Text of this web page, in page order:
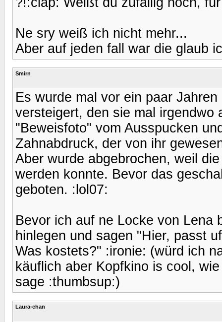
Ne sry weiß ich nicht mehr...
Aber auf jeden fall war die glaub
Smirn
Es wurde mal vor ein paar
versteigert, den sie mal irgendwo
"Beweisfoto" vom Ausspucken
Zahnabdruck, der von ihr
Aber wurde abgebrochen, weil
werden konnte. Bevor das
geboten. :lol07:
Bevor ich auf ne Locke von Lena
hinlegen und sagen "Hier, passt
Was kostets?" :ironie: (würd ich
käuflich aber Kopfkino is cool,
sage :thumbsup:)
Laura-chan